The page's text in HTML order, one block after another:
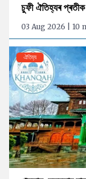
চুফী ঐতিহ্যৰ
03 Aug 2026 | 10
ঐতিহ্য